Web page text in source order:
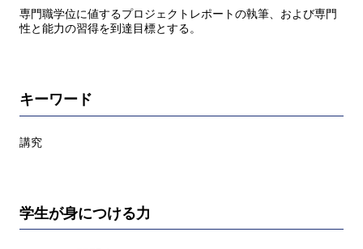
専門職学位に値するプロジェクトレポートの執筆、および専門
性と能力の習得を到達目標とする。
キーワード
講究
学生が身につける力